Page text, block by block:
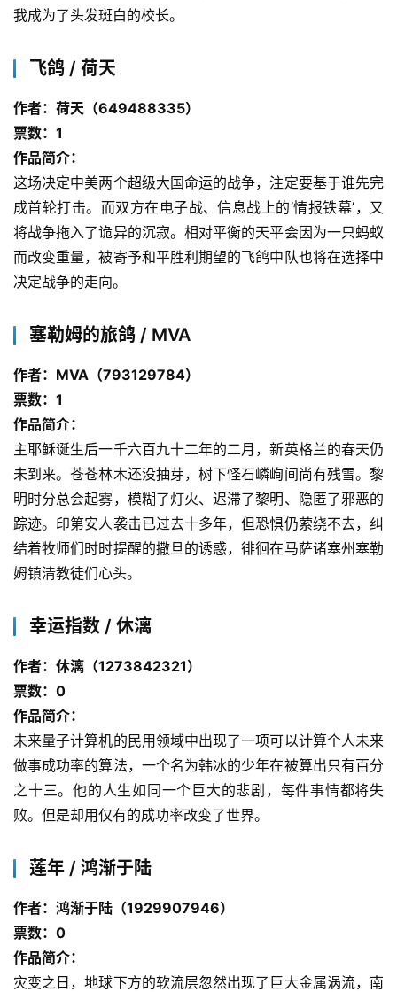
我成为了头发斑白的校长。
飞鸽 / 荷天
作者：荷天（649488335）
票数：1
作品简介：
这场决定中美两个超级大国命运的战争，注定要基于谁先完
成首轮打击。而双方在电子战、信息战上的‘情报铁幕’，又
将战争拖入了诡异的沉寂。相对平衡的天平会因为一只蚂蚁
而改变重量，被寄予和平胜利期望的飞鸽中队也将在选择中
决定战争的走向。
塞勒姆的旅鸽 / MVA
作者：MVA（793129784）
票数：1
作品简介：
主耶稣诞生后一千六百九十二年的二月，新英格兰的春天仍
未到来。苍苍林木还没抽芽，树下怪石嶙峋间尚有残雪。黎
明时分总会起雾，模糊了灯火、迟滞了黎明、隐匿了邪恶的
踪迹。印第安人袭击已过去十多年，但恐惧仍萦绕不去，纠
结着牧师们时时提醒的撒旦的诱惑，徘徊在马萨诸塞州塞勒
姆镇清教徒们心头。
幸运指数 / 休漓
作者：休漓（1273842321）
票数：0
作品简介：
未来量子计算机的民用领域中出现了一项可以计算个人未来
做事成功率的算法，一个名为韩冰的少年在被算出只有百分
之十三。他的人生如同一个巨大的悲剧，每件事情都将失
败。但是却用仅有的成功率改变了世界。
莲年 / 鸿渐于陆
作者：鸿渐于陆（1929907946）
票数：0
作品简介：
灾变之日，地球下方的软流层忽然出现了巨大金属涡流，南